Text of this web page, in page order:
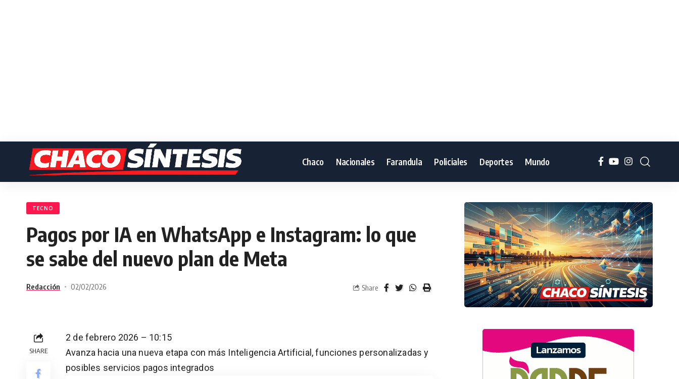
Chaco Nacionales Farandula Policiales Deportes Mundo
TECNO
Pagos por IA en WhatsApp e Instagram: lo que
se sabe del nuevo plan de Meta
Redacción 02/02/2026 Share
SHARE
2 de febrero 2026 – 10:15
Avanza hacia una nueva etapa con más Inteligencia Artificial, funciones personalizadas y
posibles servicios pagos integrados